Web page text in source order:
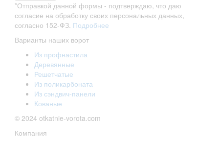
*Отправкой данной формы - подтверждаю, что даю
согласие на обработку своих персональных данных,
согласно 152-ФЗ. Подробнее
Варианты наших ворот
Из профнастила
Деревянные
Решетчатые
Из поликарбоната
Из сэндвич-панели
Кованые
© 2024 otkatnie-vorota.com
Компания